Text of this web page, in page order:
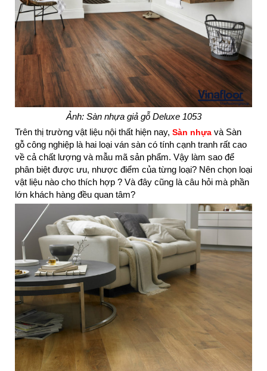
Ảnh: Sàn nhựa giả gỗ Deluxe 1053
Trên thị trường vật liệu nội thất hiện nay, Sàn nhựa và Sàn
gỗ công nghiệp là hai loại ván sàn có tính cạnh tranh rất cao
về cả chất lượng và mẫu mã sản phẩm. Vậy làm sao để
phân biệt được ưu, nhược điểm của từng loại? Nên chọn loại
vật liệu nào cho thích hợp ? Và đây cũng là câu hỏi mà phần
lớn khách hàng đều quan tâm?